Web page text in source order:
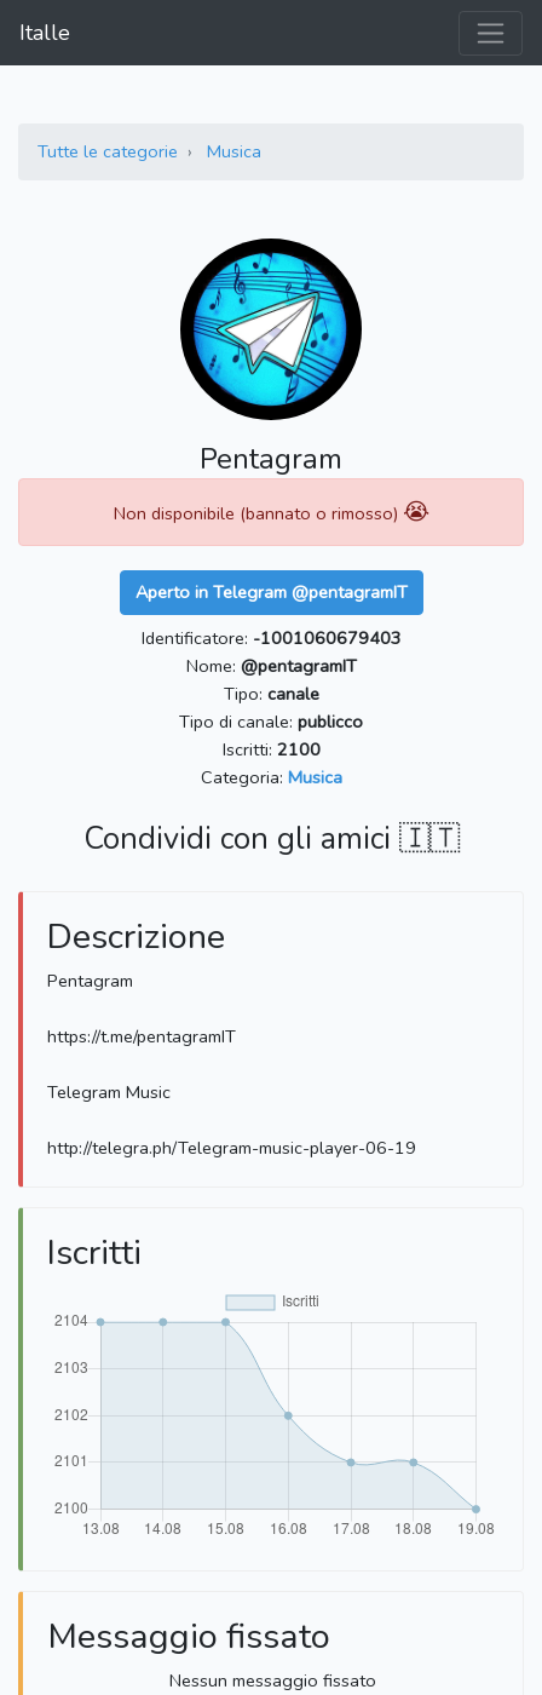
Italle
Tutte le categorie Musica
Pentagram
Non disponibile (bannato o rimosso) 😭
Aperto in Telegram @pentagramIT
Identificatore: -1001060679403
Nome: @pentagramIT
Tipo: canale
Tipo di canale: publicco
Iscritti: 2100
Categoria: Musica
Condividi con gli amici 🇮🇹
Descrizione
Pentagram
https://t.me/pentagramIT
Telegram Music
http://telegra.ph/Telegram-music-player-06-19
Iscritti
Messaggio fissato
Nessun messaggio fissato